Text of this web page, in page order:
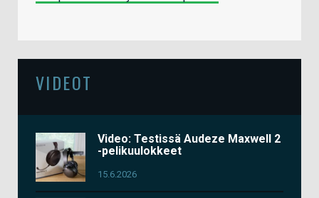
VIDEOT
Video: Testissä Audeze Maxwell 2
-pelikuulokkeet
15.6.2026